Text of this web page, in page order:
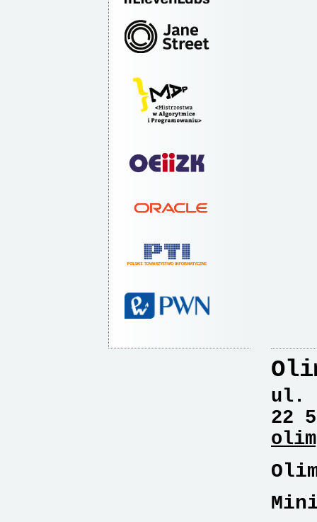
ul.
22